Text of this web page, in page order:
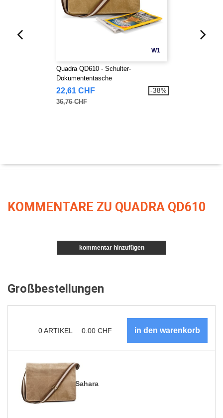
W1
Quadra QD610 - Schulter-
Dokumententasche
22,61 CHF
36,76 CHF
-38%
KOMMENTARE ZU QUADRA QD610
kommentar hinzufügen
Großbestellungen
0ARTIKEL 0.00 CHF
Sahara